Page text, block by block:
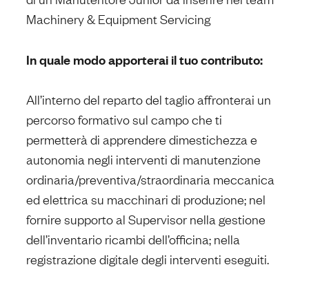
Machinery & Equipment Servicing
In quale modo apporterai il tuo contributo:
All’interno del reparto del taglio affronterai un
percorso formativo sul campo che ti
permetterà di apprendere dimestichezza e
autonomia negli interventi di manutenzione
ordinaria/preventiva/straordinaria meccanica
ed elettrica su macchinari di produzione; nel
fornire supporto al Supervisor nella gestione
dell’inventario ricambi dell’officina; nella
registrazione digitale degli interventi eseguiti.